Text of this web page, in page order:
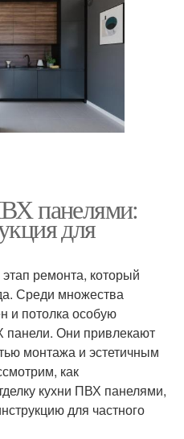
панелями:
для
ремонта, который
Среди множества
и потолка особую
панели. Они привлекают
монтажа и эстетичным
как
кухни ПВХ панелями,
для частного